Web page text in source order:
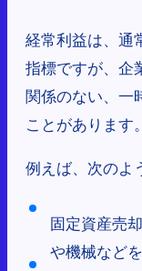
経常利益は、通
指標ですが、企
関係のない、一
ことがあります。
例えば、次のよ
固定資産売
や機械など